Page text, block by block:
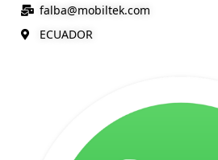
falba@mobiltek.com
ECUADOR